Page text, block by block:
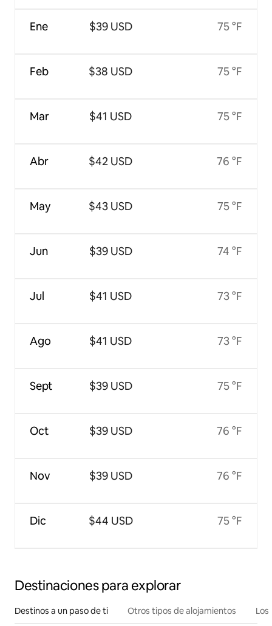
Ene
Feb
Mar
Abr
May
Jun
Jul
Ago
Sept
Oct
Nov
Dic
$39 USD
$38 USD
$41 USD
$42 USD
$43 USD
$39 USD
$41 USD
$41 USD
$39 USD
$39 USD
$39 USD
$44 USD
75 °F
75 °F
75 °F
76 °F
75 °F
74 °F
73 °F
73 °F
75 °F
76 °F
76 °F
75 °F
Destinaciones para explorar
Destinos a un paso de ti Otros tipos de alojamientos